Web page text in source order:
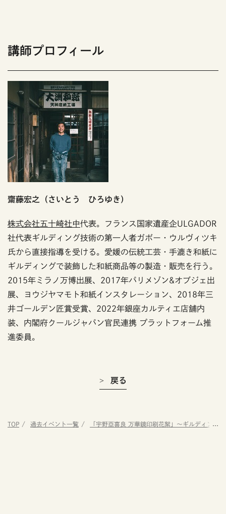
講師プロフィール
齋藤宏之（さいとう ひろゆき）
株式会社五十崎社中代表。フランス国家遺産企ULGADOR
社代表ギルディング技術の第一人者ガボー・ウルヴィツキ
氏から直接指導を受ける。愛媛の伝統工芸・手漉き和紙に
ギルディングで装飾した和紙商品等の製造・販売を行う。
2015年ミラノ万博出展、2017年パリメゾン&オブジェ出
展、ヨウジヤマモト和紙インスタレーション、2018年三
井ゴールデン匠賞受賞、2022年銀座カルティエ店舗内
装、内閣府クールジャパン官民連携 プラットフォーム推
進委員。
戻る
TOP 過去イベント一覧 「宇野亞喜良 万華鏡印刷花絮」～ギルディン